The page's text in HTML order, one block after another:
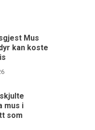
Mus
kan koste
mus i
som